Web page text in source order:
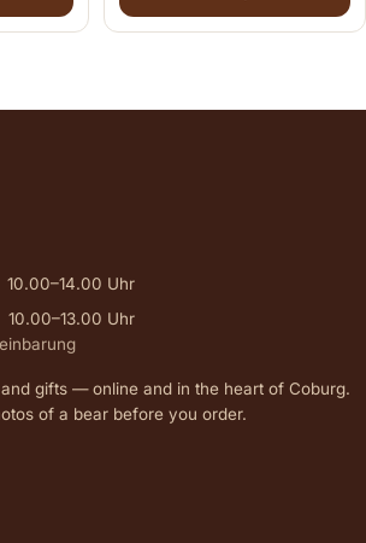
10.00–14.00 Uhr
10.00–13.00 Uhr
gifts — online and in the heart of Coburg.
of a bear before you order.